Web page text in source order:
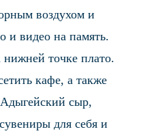
воздухом и
и видео на память.
нижней точке плато.
кафе, а также
сыр,
для себя и